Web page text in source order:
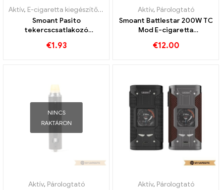
Aktív, E-cigaretta kiegészítők ,
Párologtató
Smoant Pasito
tekercscsatlakozó
nagykereskedés丨Egyedi
€1.93
Aktív, Párologtató
Smoant Battlestar 200W TC
Mod E-cigaretta
€12.00
NINCS
RAKTÁRON
Aktív, Párologtató
Aktív, Párologtató